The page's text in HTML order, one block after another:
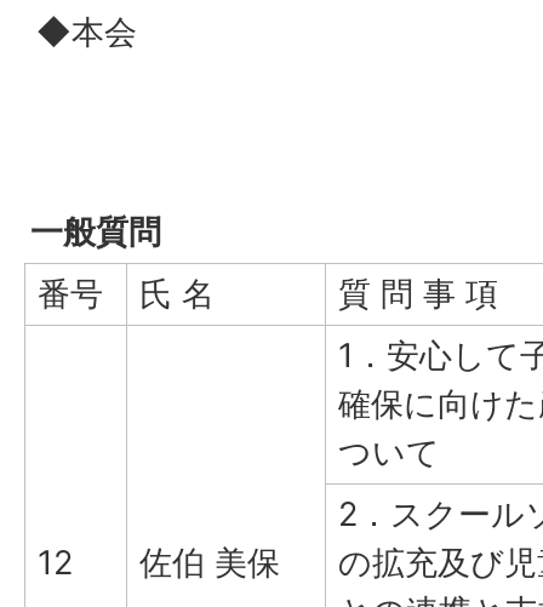
◆本会
一般質問
番号
氏 名 質 問 事 項
12 佐伯 美保
1．安心して
確保に向け
ついて
2．スクール
の拡充及び